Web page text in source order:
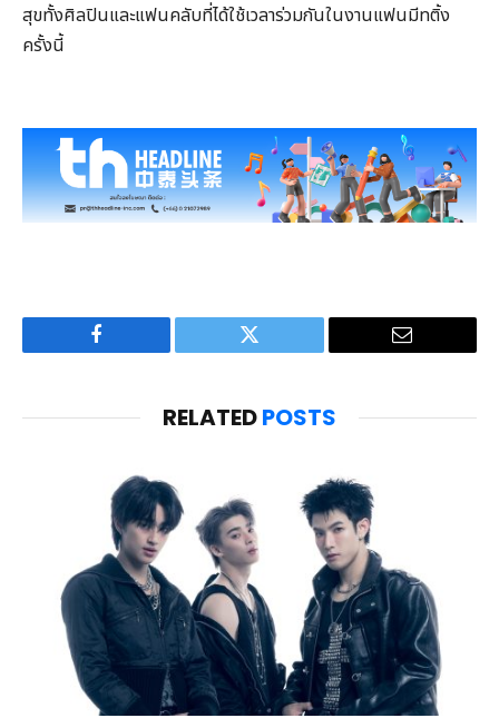
สุขทั้งศิลปินและแฟนคลับที่ได้ใช้เวลาร่วมกันในงานแฟนมีทติ้ง
ครั้งนี้
Facebook Twitter Email
RELATEDPOSTS